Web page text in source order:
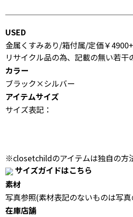
USED
金属くすみあり/箱付属/定価￥
リサイクル品の為、記載の無い若
カラー
ブラック×シルバー
アイテムサイズ
サイズ表記：
※closetchildのアイテムは独自の方
サイズガイドはこちら
素材
写真参照(素材表記のないものは写
在庫店舗